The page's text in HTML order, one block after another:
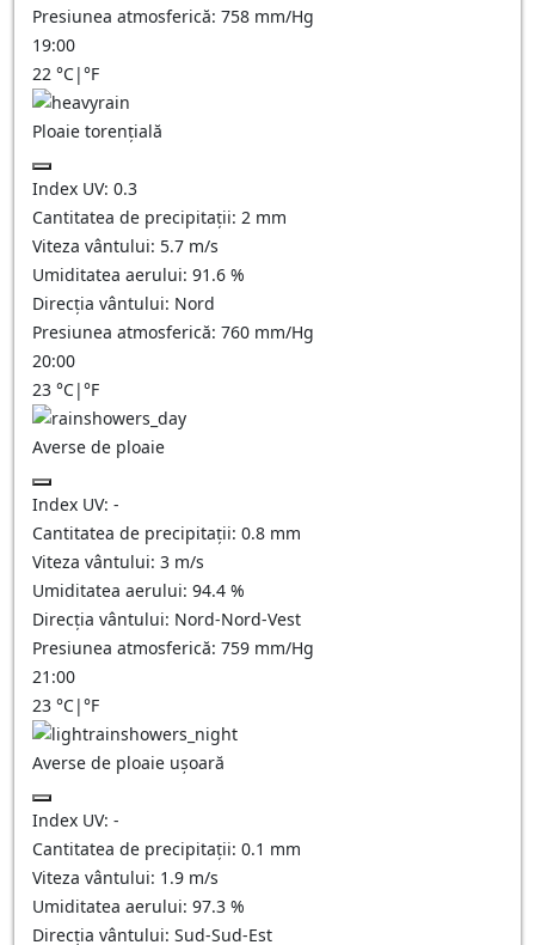
Presiunea atmosferică: 758 mm/Hg
19:00
22 °C|°F
Ploaie torențială
Index UV: 0.3
Cantitatea de precipitații: 2 mm
Viteza vântului: 5.7 m/s
Umiditatea aerului: 91.6 %
Direcția vântului: Nord
Presiunea atmosferică: 760 mm/Hg
20:00
23 °C|°F
Averse de ploaie
Index UV: -
Cantitatea de precipitații: 0.8 mm
Viteza vântului: 3 m/s
Umiditatea aerului: 94.4 %
Direcția vântului: Nord-Nord-Vest
Presiunea atmosferică: 759 mm/Hg
21:00
23 °C|°F
Averse de ploaie ușoară
Index UV: -
Cantitatea de precipitații: 0.1 mm
Viteza vântului: 1.9 m/s
Umiditatea aerului: 97.3 %
Direcția vântului: Sud-Sud-Est